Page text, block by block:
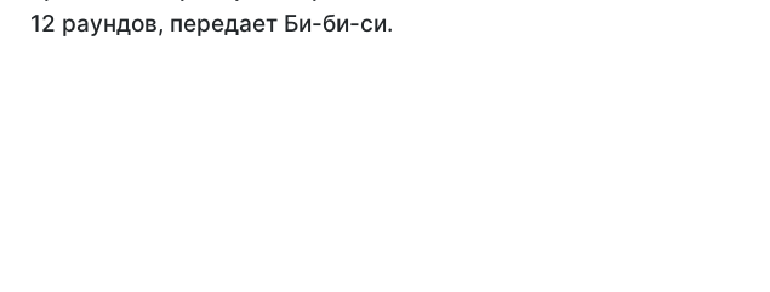
12 раундов, передает Би-би-си.